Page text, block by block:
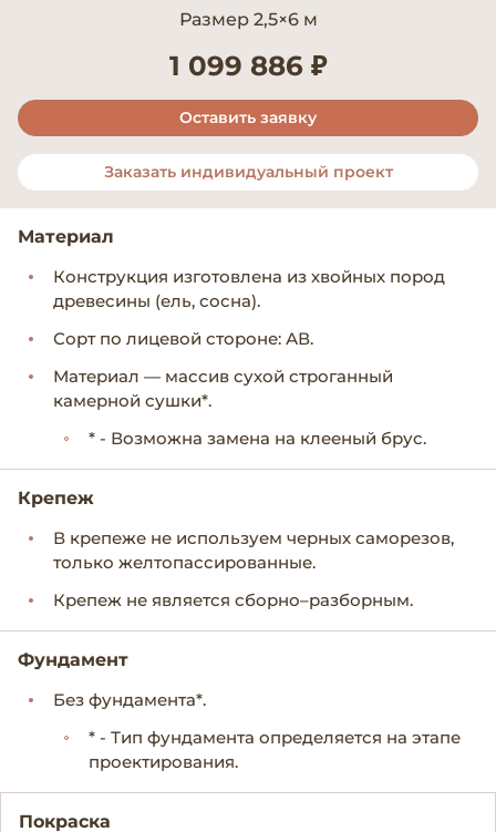
Размер 2,5×6 м
1 099 886 ₽
Оставить заявку
Заказать индивидуальный проект
Материал
Конструкция изготовлена из хвойных пород
древесины (ель, сосна).
Сорт по лицевой стороне: АВ.
Материал — массив сухой строганный
камерной сушки*.
* - Возможна замена на клееный брус.
Крепеж
В крепеже не используем черных саморезов,
только желтопассированные.
Крепеж не является сборно–разборным.
Фундамент
Без фундамента*.
* - Тип фундамента определяется на этапе
проектирования.
Покраска